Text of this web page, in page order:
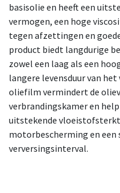
basisolie en heeft een
vermogen, een hoge
tegen afzettingen en
product biedt langdurige
zowel een laag als een
langere levensduur van
oliefilm vermindert de
verbrandingskamer en
uitstekende
motorbescherming en
verversingsinterval.